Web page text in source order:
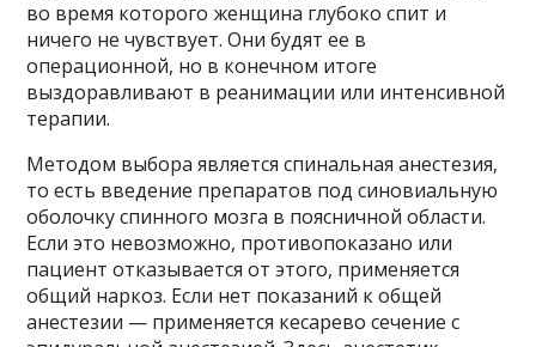
во время которого женщина глубоко спит и
ничего не чувствует. Они будят ее в
операционной, но в конечном итоге
выздоравливают в реанимации или интенсивной
терапии.
Методом выбора является спинальная анестезия,
то есть введение препаратов под синовиальную
оболочку спинного мозга в поясничной области.
Если это невозможно, противопоказано или
пациент отказывается от этого, применяется
общий наркоз. Если нет показаний к общей
анестезии — применяется кесарево сечение с